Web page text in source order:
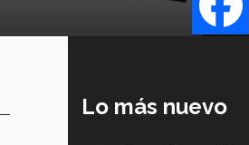
Lo más nuevo